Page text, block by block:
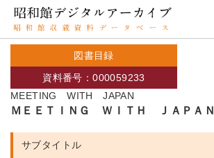
図書目録
MEETING WITH JAPAN
資料番号：000059233
ＭＥＥＴＩＮＧ ＷＩＴＨ ＪＡＰＡＮ
サブタイトル